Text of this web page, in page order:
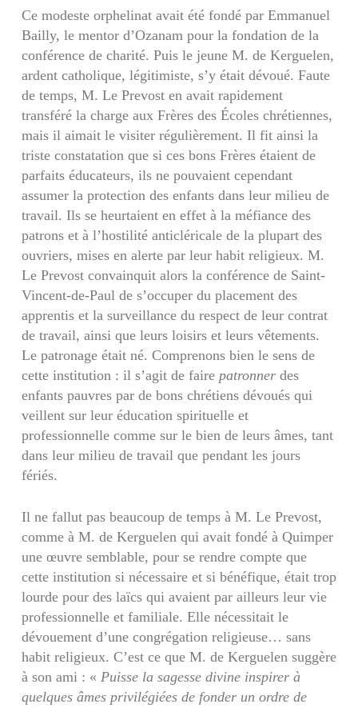
Ce modeste orphelinat avait été fondé par Emmanuel
Bailly, le mentor d’Ozanam pour la fondation de la
conférence de charité. Puis le jeune M. de Kerguelen,
ardent catholique, légitimiste, s’y était dévoué. Faute
de temps, M. Le Prevost en avait rapidement
transféré la charge aux Frères des Écoles chrétiennes,
mais il aimait le visiter régulièrement. Il fit ainsi la
triste constatation que si ces bons Frères étaient de
parfaits éducateurs, ils ne pouvaient cependant
assumer la protection des enfants dans leur milieu de
travail. Ils se heurtaient en effet à la méfiance des
patrons et à l’hostilité anticléricale de la plupart des
ouvriers, mises en alerte par leur habit religieux. M.
Le Prevost convainquit alors la conférence de Saint-
Vincent-de-Paul de s’occuper du placement des
apprentis et la surveillance du respect de leur contrat
de travail, ainsi que leurs loisirs et leurs vêtements.
Le patronage était né. Comprenons bien le sens de
cette institution : il s’agit de faire patronnerdes
enfants pauvres par de bons chrétiens dévoués qui
veillent sur leur éducation spirituelle et
professionnelle comme sur le bien de leurs âmes, tant
dans leur milieu de travail que pendant les jours
fériés.
Il ne fallut pas beaucoup de temps à M. Le Prevost,
comme à M. de Kerguelen qui avait fondé à Quimper
une œuvre semblable, pour se rendre compte que
cette institution si nécessaire et si bénéfique, était trop
lourde pour des laïcs qui avaient par ailleurs leur vie
professionnelle et familiale. Elle nécessitait le
dévouement d’une congrégation religieuse… sans
habit religieux. C’est ce que M. de Kerguelen suggère
à son ami : « Puisse la sagesse divine inspirer à
quelques âmes privilégiées de fonder un ordre de